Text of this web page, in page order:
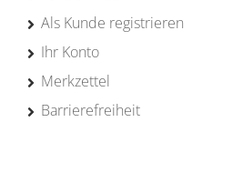
Als Kunde registrieren
Ihr Konto
Merkzettel
Barrierefreiheit